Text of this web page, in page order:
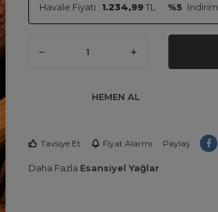
Havale Fiyatı : 1.234,99TL %5 İndirim
HEMEN AL
Tavsiye Et Fiyat Alarmı Paylaş
Daha Fazla Esansiyel Yağlar